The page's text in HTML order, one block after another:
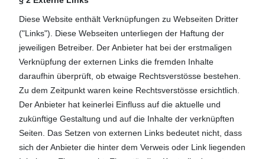
Diese Website enthält Verknüpfungen zu Webseiten Dritter
("Links"). Diese Webseiten unterliegen der Haftung der
jeweiligen Betreiber. Der Anbieter hat bei der erstmaligen
Verknüpfung der externen Links die fremden Inhalte
daraufhin überprüft, ob etwaige Rechtsverstösse bestehen.
Zu dem Zeitpunkt waren keine Rechtsverstösse ersichtlich.
Der Anbieter hat keinerlei Einfluss auf die aktuelle und
zukünftige Gestaltung und auf die Inhalte der verknüpften
Seiten. Das Setzen von externen Links bedeutet nicht, dass
sich der Anbieter die hinter dem Verweis oder Link liegenden